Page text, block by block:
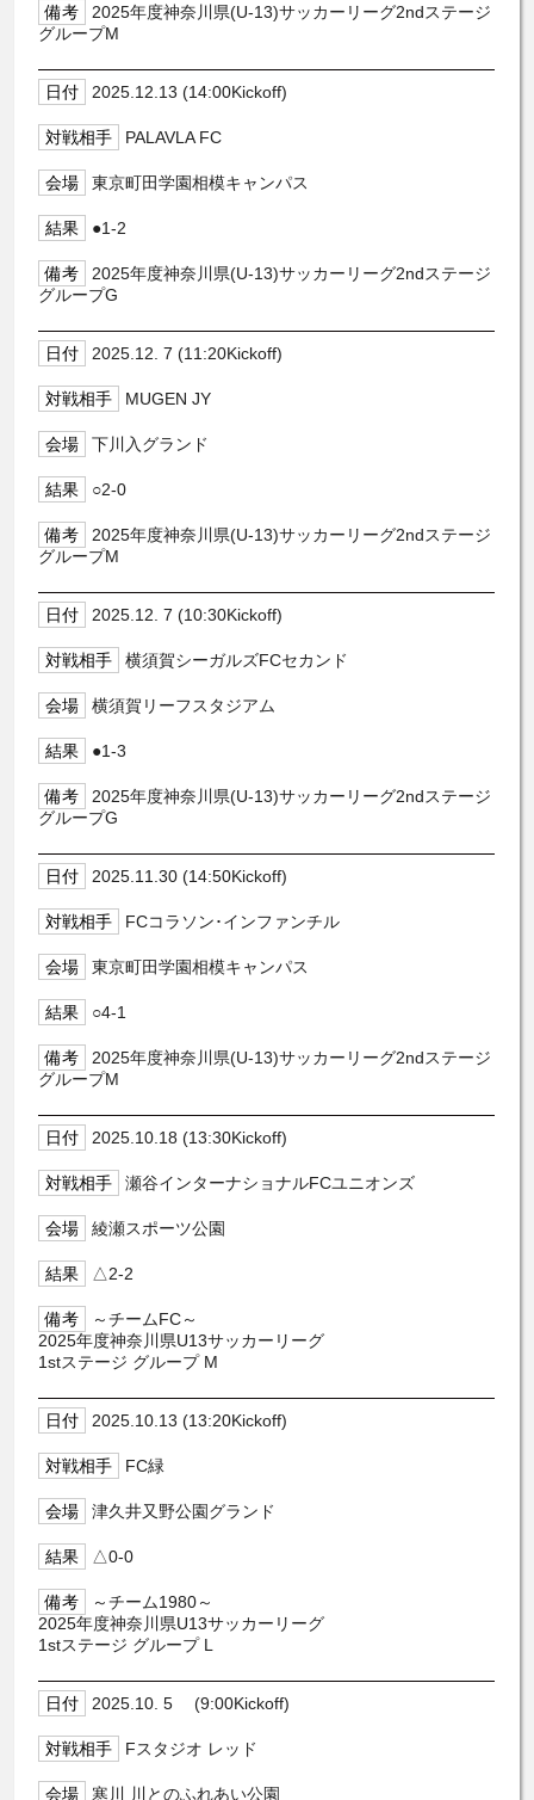
2025年度神奈川県(U-13)サッカーリーグ2ndステージ
グループM
2025.12.13 (14:00Kickoff)
PALAVLA FC
東京町田学園相模キャンパス
●1-2
2025年度神奈川県(U-13)サッカーリーグ2ndステージ
グループG
2025.12. 7 (11:20Kickoff)
MUGEN JY
下川入グランド
○2-0
2025年度神奈川県(U-13)サッカーリーグ2ndステージ
グループM
2025.12. 7 (10:30Kickoff)
横須賀シーガルズFCセカンド
横須賀リーフスタジアム
●1-3
2025年度神奈川県(U-13)サッカーリーグ2ndステージ
グループG
2025.11.30 (14:50Kickoff)
FCコラソン･インファンチル
東京町田学園相模キャンパス
○4-1
2025年度神奈川県(U-13)サッカーリーグ2ndステージ
グループM
2025.10.18 (13:30Kickoff)
瀬谷インターナショナルFCユニオンズ
綾瀬スポーツ公園
△2-2
～チームFC～
2025年度神奈川県U13サッカーリーグ
1stステージ グループ M
2025.10.13 (13:20Kickoff)
FC緑
津久井又野公園グランド
△0-0
～チーム1980～
2025年度神奈川県U13サッカーリーグ
1stステージ グループ L
2025.10. 5 (9:00Kickoff)
Fスタジオ レッド
寒川 川とのふれあい公園